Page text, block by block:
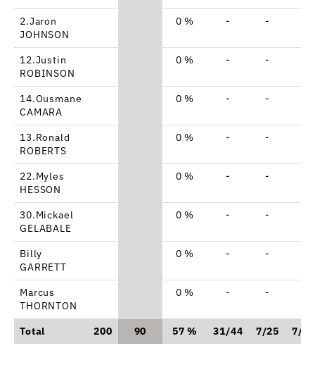
2.Jaron
JOHNSON
0 % - -
12.Justin
ROBINSON
0 % - -
14.Ousmane
CAMARA
0 % - -
13.Ronald
ROBERTS
0 % - -
22.Myles
HESSON
0 % - -
30.Mickael
GELABALE
0 % - -
Billy
GARRETT
0 % - -
Marcus
THORNTON
0 % - -
Total 200 90 57 % 31/44 7/25 7/10